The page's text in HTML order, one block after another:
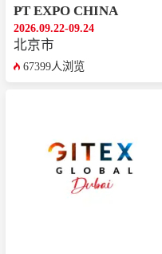
PT EXPO CHINA
2026.09.22-09.24
北京市
67399人浏览